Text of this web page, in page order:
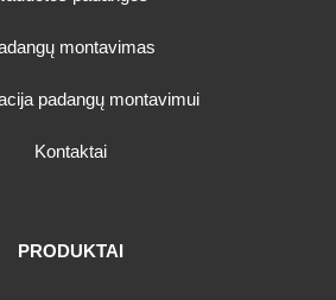
montavimas
padangų montavimui
Kontaktai
PRODUKTAI